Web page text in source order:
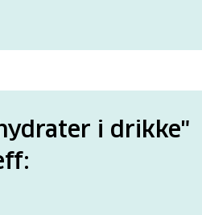
i drikke"